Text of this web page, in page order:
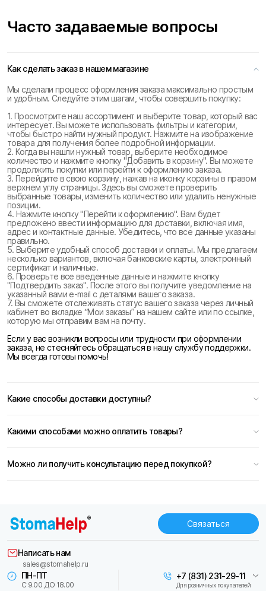
Часто задаваемые вопросы
Как сделать заказ в нашем магазине
Мы сделали процесс оформления заказа максимально простым
и удобным. Следуйте этим шагам, чтобы совершить покупку:
1. Просмотрите наш ассортимент и выберите товар, который вас
интересует. Вы можете использовать фильтры и категории,
чтобы быстро найти нужный продукт. Нажмите на изображение
товара для получения более подробной информации.
2. Когда вы нашли нужный товар, выберите необходимое
количество и нажмите кнопку "Добавить в корзину". Вы можете
продолжить покупки или перейти к оформлению заказа.
3. Перейдите в свою корзину, нажав на иконку корзины в правом
верхнем углу страницы. Здесь вы сможете проверить
выбранные товары, изменить количество или удалить ненужные
позиции.
4. Нажмите кнопку "Перейти к оформлению". Вам будет
предложено ввести информацию для доставки, включая имя,
адрес и контактные данные. Убедитесь, что все данные указаны
правильно.
5. Выберите удобный способ доставки и оплаты. Мы предлагаем
несколько вариантов, включая банковские карты, электронный
сертификат и наличные.
6. Проверьте все введенные данные и нажмите кнопку
"Подтвердить заказ". После этого вы получите уведомление на
указанный вами e-mail с деталями вашего заказа.
7. Вы сможете отслеживать статус вашего заказа через личный
кабинет во вкладке “Мои заказы” на нашем сайте или по ссылке,
которую мы отправим вам на почту.
Если у вас возникли вопросы или трудности при оформлении
заказа, не стесняйтесь обращаться в нашу службу поддержки.
Мы всегда готовы помочь!
Какие способы доставки доступны?
Какими способами можно оплатить товары?
Можно ли получить консультацию перед покупкой?
Связаться
ПН-ПТ
С 9.00 ДО 18.00
+7 (831) 231-29-11
Для розничных покупателей
Написать нам
sales@stomahelp.ru